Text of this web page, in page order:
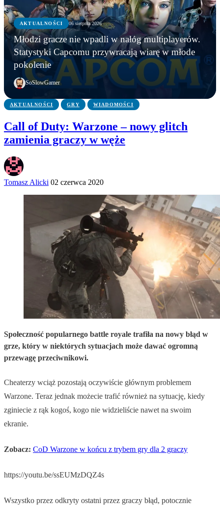
AKTUALNOŚCI 06 sierpnia 2026
Młodzi gracze nie wpadli w nałóg multiplayerów.
Statystyki Capcomu przywracają wiarę w młode
pokolenie
SoSlowGamer
AKTUALNOŚCI
WWE chce zastrzec znak towarowy „Vice City”.
Przypadek?
AKTUALNOŚCI
Gameplay z GTA 6 niebawem. Rockstar oficjalnie
zapowiada
AKTUALNOŚCI
Młodzi gracze nie wpadli w nałóg multiplayerów.
Statystyki Capcomu przywracają wiarę w młode
pokolenie
AKTUALNOŚCI GRY WIADOMOŚCI
Call of Duty: Warzone – nowy glitch
zamienia graczy w węże
Tomasz Alicki 02 czerwca 2020
Społeczność popularnego battle royale trafiła na nowy błąd w
grze, który w niektórych sytuacjach może dawać ogromną
przewagę przeciwnikowi.
Cheaterzy wciąż pozostają oczywiście głównym problemem
Warzone. Teraz jednak możecie trafić również na sytuację, kiedy
zginiecie z rąk kogoś, kogo nie widzieliście nawet na swoim
ekranie.
Zobacz: CoD Warzone w końcu z trybem gry dla 2 graczy
https://youtu.be/ssEUMzDQZ4s
Wszystko przez odkryty ostatni przez graczy błąd, potocznie